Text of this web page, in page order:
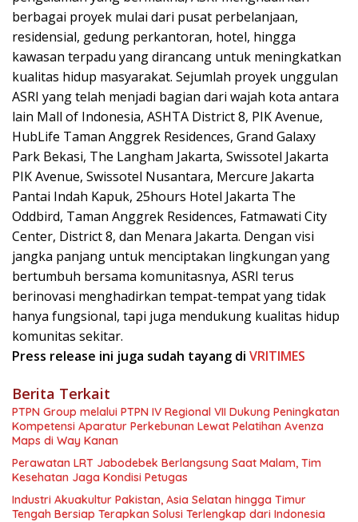
berbagai proyek mulai dari pusat perbelanjaan,
residensial, gedung perkantoran, hotel, hingga
kawasan terpadu yang dirancang untuk meningkatkan
kualitas hidup masyarakat. Sejumlah proyek unggulan
ASRI yang telah menjadi bagian dari wajah kota antara
lain Mall of Indonesia, ASHTA District 8, PIK Avenue,
HubLife Taman Anggrek Residences, Grand Galaxy
Park Bekasi, The Langham Jakarta, Swissotel Jakarta
PIK Avenue, Swissotel Nusantara, Mercure Jakarta
Pantai Indah Kapuk, 25hours Hotel Jakarta The
Oddbird, Taman Anggrek Residences, Fatmawati City
Center, District 8, dan Menara Jakarta. Dengan visi
jangka panjang untuk menciptakan lingkungan yang
bertumbuh bersama komunitasnya, ASRI terus
berinovasi menghadirkan tempat-tempat yang tidak
hanya fungsional, tapi juga mendukung kualitas hidup
komunitas sekitar.
Press release ini juga sudah tayang di VRITIMES
Berita Terkait
PTPN Group melalui PTPN IV Regional VII Dukung Peningkatan
Kompetensi Aparatur Perkebunan Lewat Pelatihan Avenza
Maps di Way Kanan
Perawatan LRT Jabodebek Berlangsung Saat Malam, Tim
Kesehatan Jaga Kondisi Petugas
Industri Akuakultur Pakistan, Asia Selatan hingga Timur
Tengah Bersiap Terapkan Solusi Terlengkap dari Indonesia